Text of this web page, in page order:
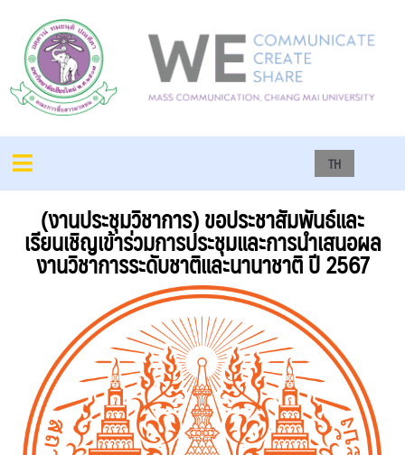
TH
(งานประชุมวิชาการ) ขอประชาสัมพันธ์และ
เรียนเชิญเข้าร่วมการประชุมและการนำเสนอผล
งานวิชาการระดับชาติและนานาชาติ ปี 2567